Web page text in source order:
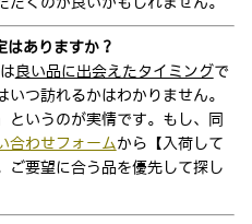
はありますか？
良い品に出会えたタイミングで
つ訪れるかはわかりません。
というのが実情です。もし、同
合わせフォーム から【入荷して
ご要望に合う品を優先して探し